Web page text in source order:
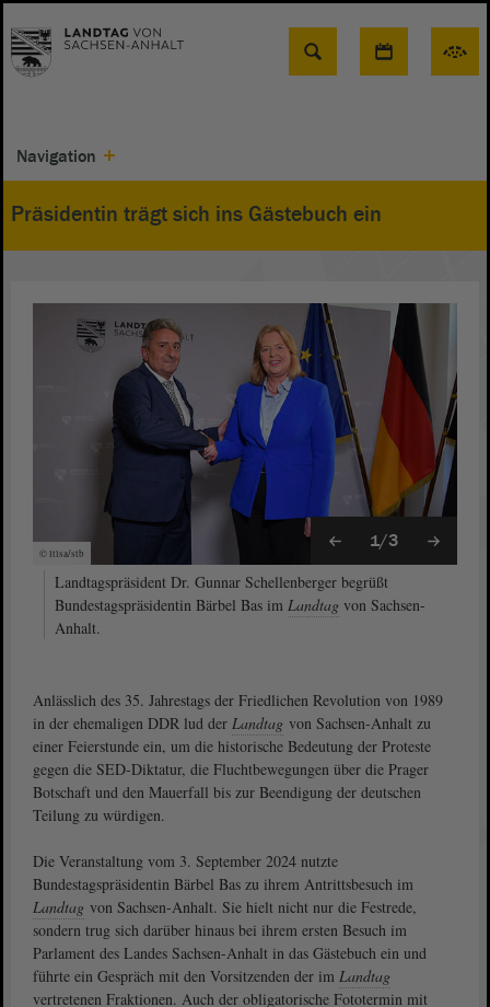
Suche
Navigation
Präsidentin trägt sich ins Gästebuch ein
© ltlsa/stb
1/3
Landtagspräsident Dr. Gunnar Schellenberger begrüßt
Bundestagspräsidentin Bärbel Bas im Landtag von Sachsen-
Anhalt.
Anlässlich des 35. Jahrestags der Friedlichen Revolution von 1989
in der ehemaligen DDR lud der Landtag von Sachsen-Anhalt zu
einer Feierstunde ein, um die historische Bedeutung der Proteste
gegen die SED-Diktatur, die Fluchtbewegungen über die Prager
Botschaft und den Mauerfall bis zur Beendigung der deutschen
Teilung zu würdigen.
Die Veranstaltung vom 3. September 2024 nutzte
Bundestagspräsidentin Bärbel Bas zu ihrem Antrittsbesuch im
Landtag von Sachsen-Anhalt. Sie hielt nicht nur die Festrede,
sondern trug sich darüber hinaus bei ihrem ersten Besuch im
Parlament des Landes Sachsen-Anhalt in das Gästebuch ein und
führte ein Gespräch mit den Vorsitzenden der im Landtag
vertretenen Fraktionen. Auch der obligatorische Fototermin mit